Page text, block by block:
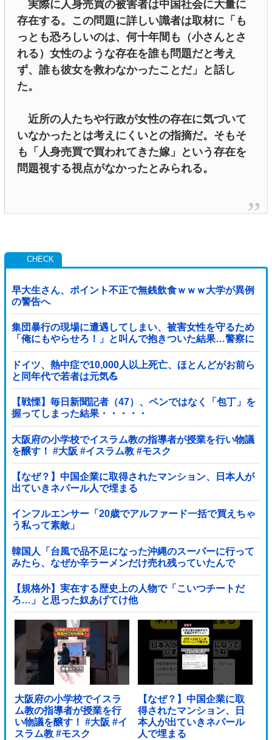
実際に人身売買の被害者は中国社会に大量に
存在する。この問題に詳しい識者は取材に「も
っとも恐ろしいのは、何十年間も（小さんとさ
れる）女性のような存在を誰も問題だと考え
ず、誰も彼女を救わなかったことだ」と話し
た。
近所の人たちや行政が女性の存在に気づいて
いなかったとは考えにくいとの指摘だ。そもそ
も「人身売買で買われてきた嫁」という存在を
問題視する視点がなかったとみられる。
早大生さん、ポイント不正で無銭飲食ｗｗｗ大学が異例
の警告へ
集団暴行の現場に遭遇してしまい、被害女性を守るため
「俺にもやらせろ！」と叫んで抱きついた結果…警察に
連行され〇〇扱いされる悲劇へ←機転を利かせた結果が
裏目に出すぎて惨事
ドイツ、熱中症で10,000人以上死亡、ほとんどがお前ら
と同年代で若者は元気💪
【戦慄】毎日新聞記者（47）、ペンではなく「包丁」を
握ってしまった結果・・・・・
大阪府の小学校でイスラム教の指導者が授業を行い物議
を醸す！ #大阪 #イスラム教 #モスク
【なぜ？】中国企業に取得されたマンション、日本人が
出ていきネパール人で埋まる
インフルエンサー「20歳でアルファード一括で買えちゃ
う私って素敵」
韓国人「台風で品不足になった沖縄のスーパーに行って
みたら、なぜか辛ラーメンだけ売れ残っていたんで
す…」
【規格外】実在する歴史上の人物で「こいつチートだ
ろ…」と思った奴あげてけ他
大阪府の小学校でイスラ
ム教の指導者が授業を行
い物議を醸す！ #大阪 #イ
スラム教 #モスク
【なぜ？】中国企業に取
得されたマンション、日
本人が出ていきネパール
人で埋まる